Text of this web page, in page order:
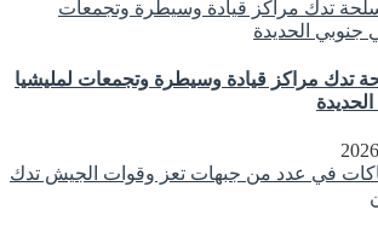
تدك مراكز قيادة وسيطرة وتجمعات لمليشيا